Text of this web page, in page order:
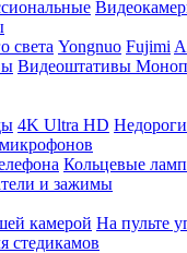
света Yongnuo Fujimi
Видеоштативы
4K Ultra HD
Кольцевые
и зажимы
камерой На пульте
стедикамов